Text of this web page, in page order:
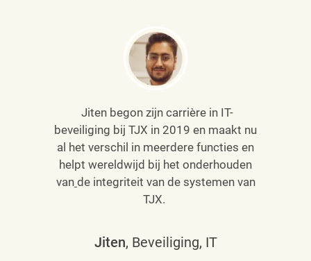
Jiten begon zijn carrière in IT-
beveiliging bij TJX in 2019 en maakt nu
al het verschil in meerdere functies en
helpt wereldwijd bij het onderhouden
van de integriteit van de systemen van
TJX.
Jiten, Beveiliging, IT